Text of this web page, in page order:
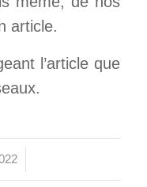
article.
l’article que